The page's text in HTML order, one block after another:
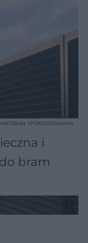
i
bram
MATERIAŁ SPONSOROWANY